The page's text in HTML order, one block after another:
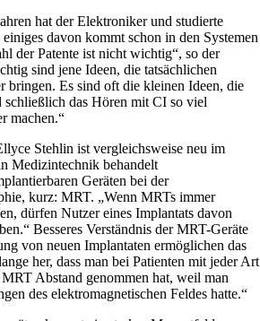
hat der Elektroniker und studierte
davon kommt schon in den Systemen
der Patente ist nicht wichtig“, so der
sind jene Ideen, die tatsächlichen
bringen. Es sind oft die kleinen Ideen, die
schließlich das Hören mit CI so viel
machen.“
Stehlin ist vergleichsweise neu im
Medizintechnik behandelt
Geräten bei der
kurz: MRT. „Wenn MRTs immer
dürfen Nutzer eines Implantats davon
Besseres Verständnis der MRT-Geräte
von neuen Implantaten ermöglichen das
her, dass man bei Patienten mit jeder Art
Abstand genommen hat, weil man
des elektromagnetischen Feldes hatte.“